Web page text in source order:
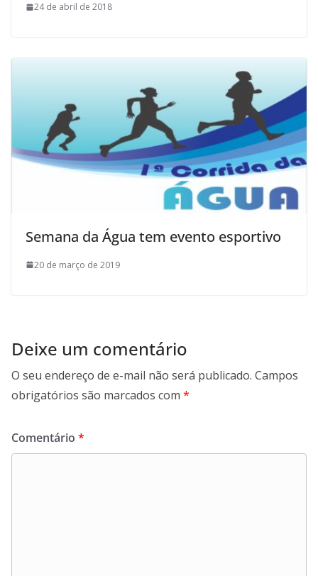
24 de abril de 2018
Semana da Água tem evento esportivo
20 de março de 2019
Deixe um comentário
O seu endereço de e-mail não será publicado. Campos
obrigatórios são marcados com *
Comentário *